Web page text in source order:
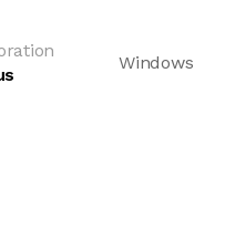
Windows